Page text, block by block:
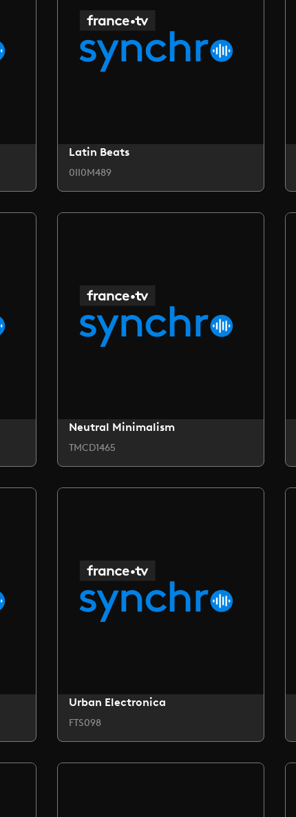
Latin Beats
0II0M489
Neutral Minimalism
TMCD1465
Urban Electronica
FTS098